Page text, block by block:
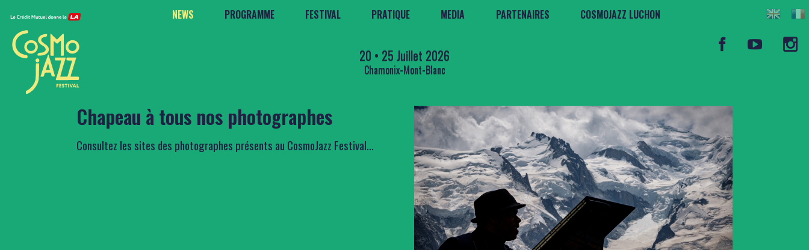
NEWS PROGRAMME FESTIVAL PRATIQUE MEDIA PARTENAIRES COSMOJAZZ LUCHON
20 • 25 Juillet 2026
Chamonix-Mont-Blanc
Chapeau à tous nos photographes
Consultez les sites des photographes présents au CosmoJazz Festival...